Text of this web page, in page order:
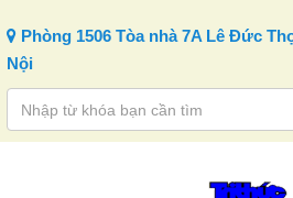
Phòng 1506 Tòa nhà 7A Lê Đức
Nội